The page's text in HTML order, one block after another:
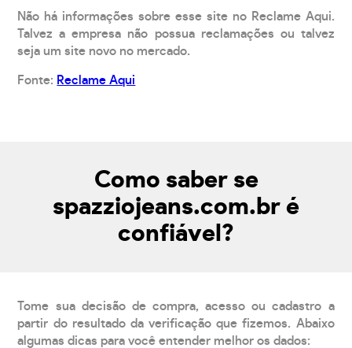
Não há informações sobre esse site no Reclame Aqui.
Talvez a empresa não possua reclamações ou talvez
seja um site novo no mercado.
Fonte: Reclame Aqui
Como saber se
spazziojeans.com.br é
confiável?
Tome sua decisão de compra, acesso ou cadastro a
partir do resultado da verificação que fizemos. Abaixo
algumas dicas para você entender melhor os dados: